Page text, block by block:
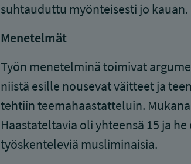
suhtauduttu myönteisesti jo kauan.
Menetelmät
Työn menetelminä toimivat
niistä esille nousevat väitteet ja
tehtiin teemahaastatteluin.
Haastateltavia oli yhteensä 15 ja
työskenteleviä musliminaisia.